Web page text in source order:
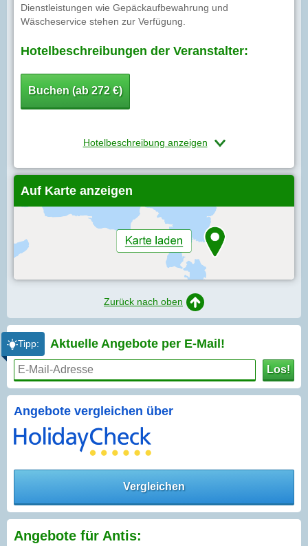
Dienstleistungen wie Gepäckaufbewahrung und
Wäscheservice stehen zur Verfügung.
Hotelbeschreibungen der Veranstalter:
Buchen (ab 272 €)
Hotelbeschreibung anzeigen
Auf Karte anzeigen
Zurück nach oben
Tipp: Aktuelle Angebote per E-Mail!
Los!
Angebote vergleichen über
Vergleichen
Angebote für Antis: